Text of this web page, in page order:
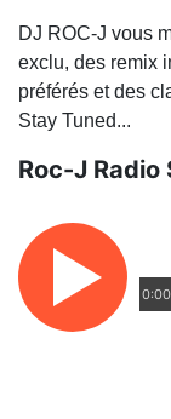
DJ ROC-J vous
exclu, des remix
préférés et des
Stay Tuned...
Roc-J Radio
0:00